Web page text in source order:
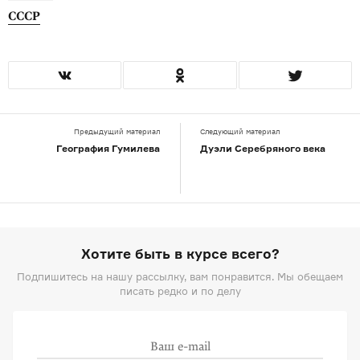
СССР
Предыдущий материал
География Гумилева
Следующий материал
Дуэли Серебряного века
Хотите быть в курсе всего?
Подпишитесь на нашу рассылку, вам понравится. Мы обещаем
писать редко и по делу